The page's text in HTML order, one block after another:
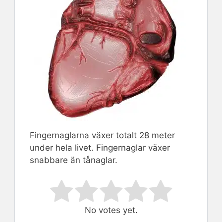
Fingernaglarna växer totalt 28 meter
under hela livet. Fingernaglar växer
snabbare än tånaglar.
Rate this item:
Submit Rating
No votes yet.